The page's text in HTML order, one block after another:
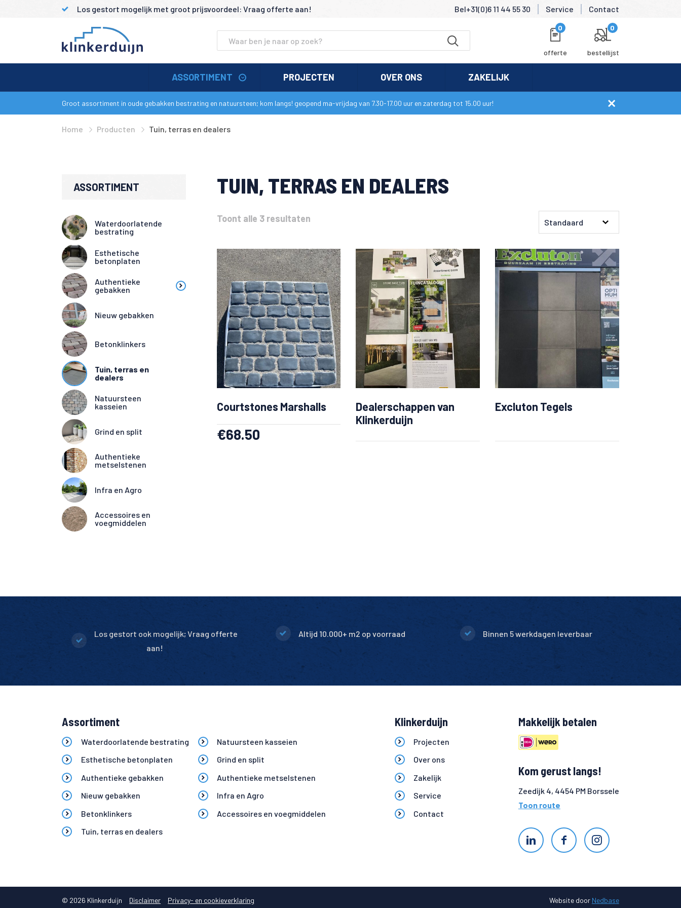
Los gestort mogelijk met groot prijsvoordeel: Vraag offerte aan!
Binnen 5 werkdagen leverbaar
Altijd 10.000+ m2 op voorraad
Bel+31(0)6 11 44 55 30 Service Contact
0
offerte
0
bestellijst
ASSORTIMENT PROJECTEN OVER ONS ZAKELIJK
Groot assortiment in oude gebakken bestrating en natuursteen; kom langs! geopend ma-vrijdag van 7.30-17.00 uur en zaterdag tot 15.00 uur!
Home Producten Tuin, terras en dealers
ASSORTIMENT
Waterdoorlatende
bestrating
Esthetische
betonplaten
Authentieke
gebakken
Nieuw gebakken
Betonklinkers
Tuin, terras en
dealers
Natuursteen
kasseien
Grind en split
Authentieke
metselstenen
Infra en Agro
Accessoires en
voegmiddelen
TUIN, TERRAS EN DEALERS
Toont alle 3 resultaten
Courtstones Marshalls
€68.50
Dealerschappen van
Klinkerduijn
Excluton Tegels
Los gestort ook mogelijk; Vraag offerte
aan!
Altijd 10.000+ m2 op voorraad Binnen 5 werkdagen leverbaar
Assortiment
Waterdoorlatende bestrating
Esthetische betonplaten
Authentieke gebakken
Nieuw gebakken
Betonklinkers
Tuin, terras en dealers
Natuursteen kasseien
Grind en split
Authentieke metselstenen
Infra en Agro
Accessoires en voegmiddelen
Klinkerduijn
Projecten
Over ons
Zakelijk
Service
Contact
Makkelijk betalen
Kom gerust langs!
Zeedijk 4, 4454 PM Borssele
Toon route
© 2026 Klinkerduijn Disclaimer Privacy- en cookieverklaring Website door Nedbase